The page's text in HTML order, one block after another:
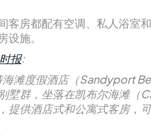
客房都配有空调、私人浴室
设施。
报:
海滩度假酒店（Sandyport
墅群，坐落在凯布尔海滩（
提供酒店式和公寓式客房，